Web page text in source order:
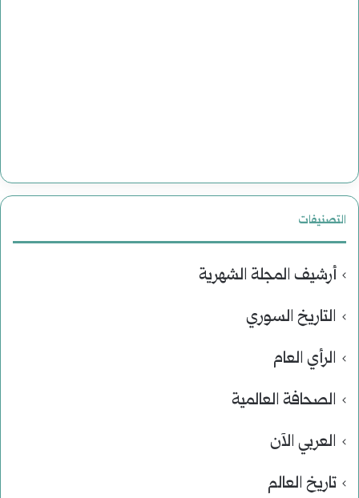
التصنيفات
أرشيف المجلة الشهرية
التاريخ السوري
الرأي العام
الصحافة العالمية
العربي الآن
تاريخ العالم